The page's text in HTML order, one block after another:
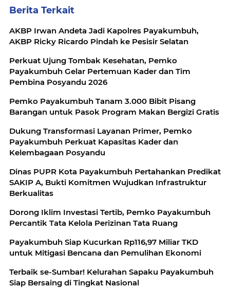
Berita Terkait
AKBP Irwan Andeta Jadi Kapolres Payakumbuh,
AKBP Ricky Ricardo Pindah ke Pesisir Selatan
Perkuat Ujung Tombak Kesehatan, Pemko
Payakumbuh Gelar Pertemuan Kader dan Tim
Pembina Posyandu 2026
Pemko Payakumbuh Tanam 3.000 Bibit Pisang
Barangan untuk Pasok Program Makan Bergizi Gratis
Dukung Transformasi Layanan Primer, Pemko
Payakumbuh Perkuat Kapasitas Kader dan
Kelembagaan Posyandu
Dinas PUPR Kota Payakumbuh Pertahankan Predikat
SAKIP A, Bukti Komitmen Wujudkan Infrastruktur
Berkualitas
Dorong Iklim Investasi Tertib, Pemko Payakumbuh
Percantik Tata Kelola Perizinan Tata Ruang
Payakumbuh Siap Kucurkan Rp116,97 Miliar TKD
untuk Mitigasi Bencana dan Pemulihan Ekonomi
Terbaik se-Sumbar! Kelurahan Sapaku Payakumbuh
Siap Bersaing di Tingkat Nasional